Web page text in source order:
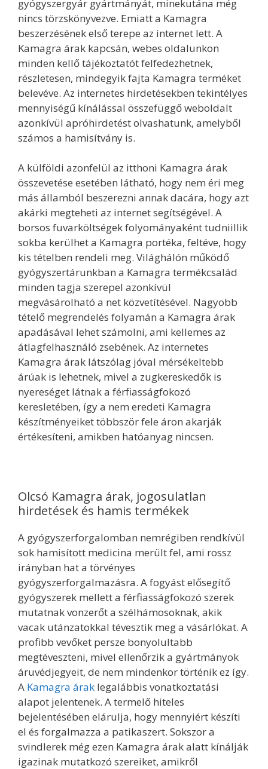
gyógyszergyár gyártmányát, minekutána még
nincs törzskönyvezve. Emiatt a Kamagra
beszerzésének első terepe az internet lett. A
Kamagra árak kapcsán, webes oldalunkon
minden kellő tájékoztatót felfedezhetnek,
részletesen, mindegyik fajta Kamagra terméket
belevéve. Az internetes hirdetésekben tekintélyes
mennyiségű kínálással összefüggő weboldalt
azonkívül apróhirdetést olvashatunk, amelyből
számos a hamisítvány is.
A külföldi azonfelül az itthoni Kamagra árak
összevetése esetében látható, hogy nem éri meg
más államból beszerezni annak dacára, hogy azt
akárki megteheti az internet segítségével. A
borsos fuvarköltségek folyományaként tudniillik
sokba kerülhet a Kamagra portéka, feltéve, hogy
kis tételben rendeli meg. Világhálón működő
gyógyszertárunkban a Kamagra termékcsalád
minden tagja szerepel azonkívül
megvásárolható a net közvetítésével. Nagyobb
tételő megrendelés folyamán a Kamagra árak
apadásával lehet számolni, ami kellemes az
átlagfelhasználó zsebének. Az internetes
Kamagra árak látszólag jóval mérsékeltebb
árúak is lehetnek, mivel a zugkereskedők is
nyereséget látnak a férfiasságfokozó
keresletében, így a nem eredeti Kamagra
készítményeiket többször fele áron akarják
értékesíteni, amikben hatóanyag nincsen.
Olcsó Kamagra árak, jogosulatlan
hirdetések és hamis termékek
A gyógyszerforgalomban nemrégiben rendkívül
sok hamisított medicina merült fel, ami rossz
irányban hat a törvényes
gyógyszerforgalmazásra. A fogyást elősegítő
gyógyszerek mellett a férfiasságfokozó szerek
mutatnak vonzerőt a szélhámosoknak, akik
vacak utánzatokkal tévesztik meg a vásárlókat. A
profibb vevőket persze bonyolultabb
megtéveszteni, mivel ellenőrzik a gyártmányok
áruvédjegyeit, de nem mindenkor történik ez így.
A Kamagra árak legalábbis vonatkoztatási
alapot jelentenek. A termelő hiteles
bejelentésében elárulja, hogy mennyiért készíti
el és forgalmazza a patikaszert. Sokszor a
svindlerek még ezen Kamagra árak alatt kínálják
igazinak mutatkozó szereiket, amikről